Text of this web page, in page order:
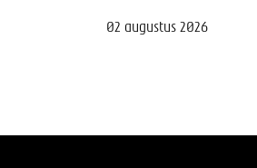
02 augustus 2026